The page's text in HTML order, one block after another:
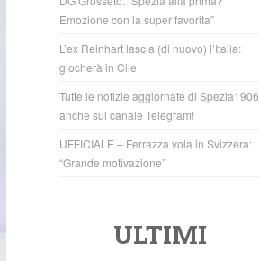
Emozione con la super favorita”
L’ex Reinhart lascia (di nuovo) l’Italia:
giocherà in Cile
Tutte le notizie aggiornate di Spezia1906
anche sul canale Telegram!
UFFICIALE – Ferrazza vola in Svizzera:
“Grande motivazione”
ULTIMI